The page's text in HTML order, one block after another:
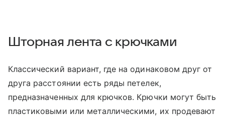
Шторная лента с крючками
Классический вариант, где на одинаковом друг от
друга расстоянии есть ряды петелек,
предназначенных для крючков. Крючки могут быть
пластиковыми или металлическими, их продевают